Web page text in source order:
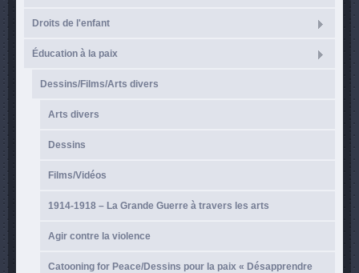
Droits de l'enfant
Éducation à la paix
Dessins/Films/Arts divers
Arts divers
Dessins
Films/Vidéos
1914-1918 – La Grande Guerre à travers les arts
Agir contre la violence
Catooning for Peace/Dessins pour la paix « Désapprendre